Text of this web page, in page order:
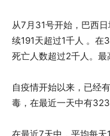
从7月31号开始，巴西
续191天超过1千人 。在
死亡人数超过2千人。最
自疫情开始以来，已经
毒，在最近一天中有